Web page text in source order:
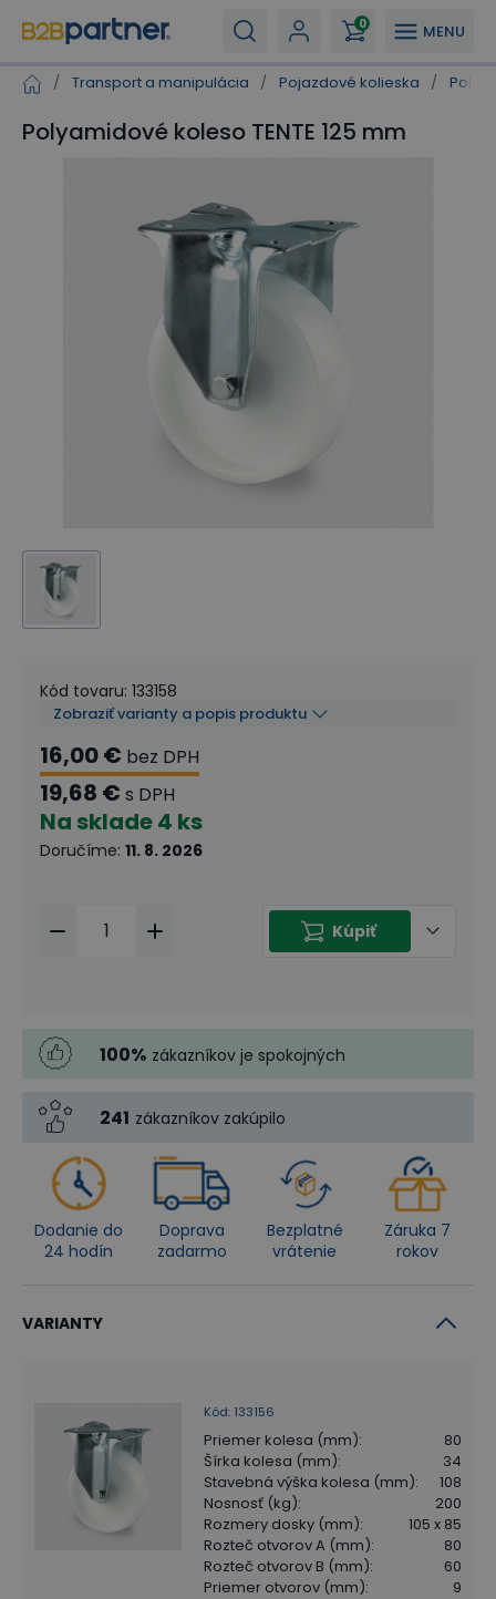
MENU
0
/ Transport a manipulácia / Pojazdové kolieska /
Polyamidové koleso TENTE 125 mm
Kód tovaru: 133158
Zobraziť varianty a popis produktu
16,00 € bez DPH
19,68 € s DPH
Na sklade4 ks
Doručíme: 11. 8. 2026
Kúpiť
100% zákazníkov je spokojných
241 zákazníkov zakúpilo
Dodanie do
24 hodín
Doprava
zadarmo
Bezplatné
vrátenie
Záruka 7
rokov
VARIANTY
Kód: 133156
Priemer kolesa (mm):
80
Šírka kolesa (mm):
34
Stavebná výška kolesa (mm):
108
Nosnosť (kg):
200
Rozmery dosky (mm):
105 x 85
Rozteč otvorov A (mm):
80
Rozteč otvorov B (mm):
60
Priemer otvorov (mm): 9